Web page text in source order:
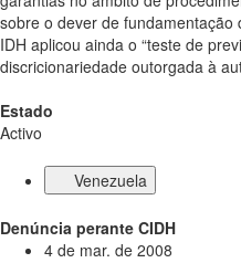
sobre o dever de
IDH aplicou ainda o “teste de
discricionariedade outorgada à
Estado
Activo
Venezuela
Denúncia perante CIDH
4 de mar. de 2008